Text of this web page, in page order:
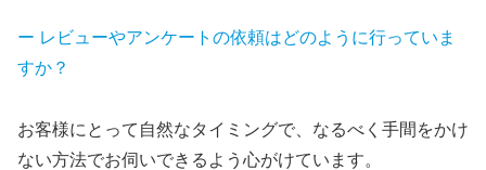
ー レビューやアンケートの依頼はどのように行っていま
すか？
お客様にとって自然なタイミングで、なるべく手間をかけ
ない方法でお伺いできるよう心がけています。